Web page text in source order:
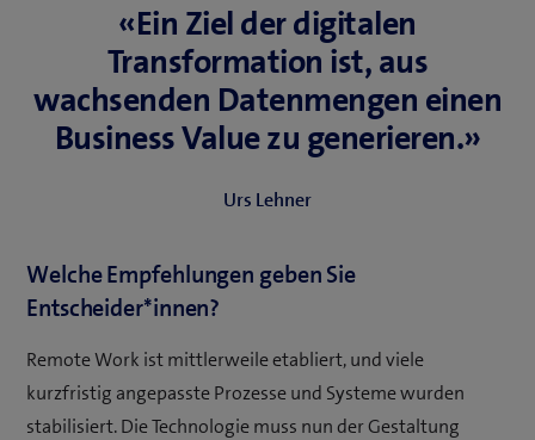
«Ein Ziel der digitalen
Transformation ist, aus
wachsenden Datenmengen einen
Business Value zu generieren.»
Urs Lehner
Welche Empfehlungen geben Sie
Entscheider*innen?
Remote Work ist mittlerweile etabliert, und viele
kurzfristig angepasste Prozesse und Systeme wurden
stabilisiert. Die Technologie muss nun der Gestaltung